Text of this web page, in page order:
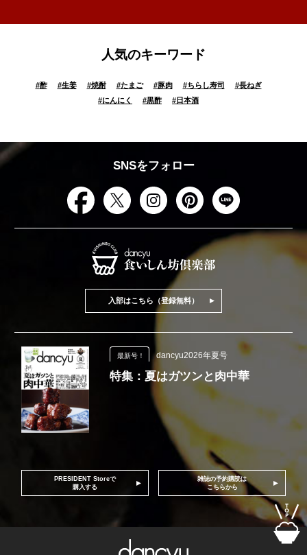
人気のキーワード
#酢 #生姜 #焼酎 #たまご #豚肉 #ちらし寿司 #長ねぎ
#にんにく #黒酢 #日本酒
SNSをフォロー
入部はこちら（登録無料）
最新号！ dancyu2026年夏号
特集：夏はガツンと肉中華
PRESIDENT Storeで
購入する
雑誌の予約購読は
こちらから